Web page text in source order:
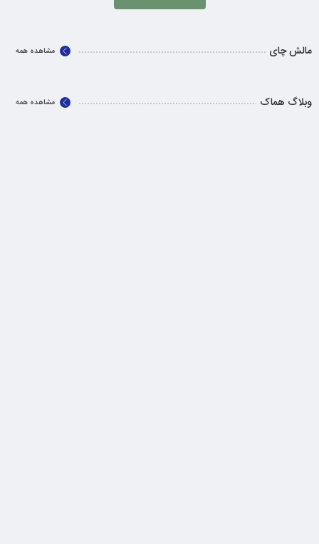
مالش چای مشاهده همه
وبلاگ هماک مشاهده همه